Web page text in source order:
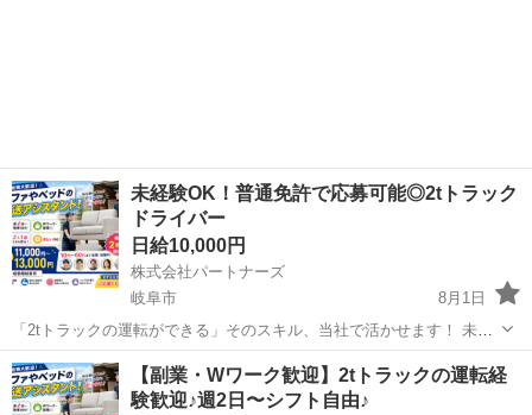
未経験OK！普通免許で応募可能◎2tトラック
ドライバー
日給10,000円
株式会社パートナーズ
岐阜市
8月1日
「2tトラックの運転ができる」そのスキル、当社で活かせます！ 未経
験でも大歓迎！ 最初は先輩スタッフと一緒に現場を回ることで 少しず
つ仕事の流れを覚えていただきます。 運転が好きな方、接客もやって
みたい方、大歓迎...
岐阜 岐阜市 配送 トラック
【副業・Wワーク歓迎】2tトラックの運転経
験歓迎♪週2日〜シフト自由♪